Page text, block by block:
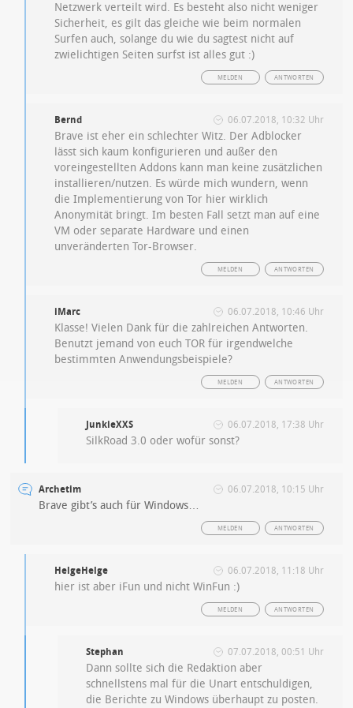
Netzwerk verteilt wird. Es besteht also nicht weniger
Sicherheit, es gilt das gleiche wie beim normalen
Surfen auch, solange du wie du sagtest nicht auf
zwielichtigen Seiten surfst ist alles gut :)
ANTWORTEN
MELDEN
Bernd 06.07.2018, 10:32 Uhr
Brave ist eher ein schlechter Witz. Der Adblocker
lässt sich kaum konfigurieren und außer den
voreingestellten Addons kann man keine zusätzlichen
installieren/nutzen. Es würde mich wundern, wenn
die Implementierung von Tor hier wirklich
Anonymität bringt. Im besten Fall setzt man auf eine
VM oder separate Hardware und einen
unveränderten Tor-Browser.
ANTWORTEN
MELDEN
iMarc 06.07.2018, 10:46 Uhr
Klasse! Vielen Dank für die zahlreichen Antworten.
Benutzt jemand von euch TOR für irgendwelche
bestimmten Anwendungsbeispiele?
ANTWORTEN
MELDEN
JunkieXXS 06.07.2018, 17:38 Uhr
SilkRoad 3.0 oder wofür sonst?
Archetim 06.07.2018, 10:15 Uhr
Brave gibt’s auch für Windows…
ANTWORTEN
MELDEN
HelgeHelge 06.07.2018, 11:18 Uhr
hier ist aber iFun und nicht WinFun :)
ANTWORTEN
MELDEN
Stephan 07.07.2018, 00:51 Uhr
Dann sollte sich die Redaktion aber
schnellstens mal für die Unart entschuldigen,
die Berichte zu Windows überhaupt zu posten.